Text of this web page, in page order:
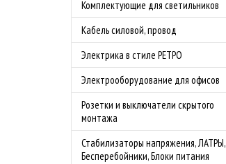
Комплектующие для светильников
Кабель силовой, провод
Электрика в стиле РЕТРО
Электрооборудование для офисов
Розетки и выключатели скрытого
монтажа
Стабилизаторы напряжения, ЛАТРЫ,
Бесперебойники, Блоки питания